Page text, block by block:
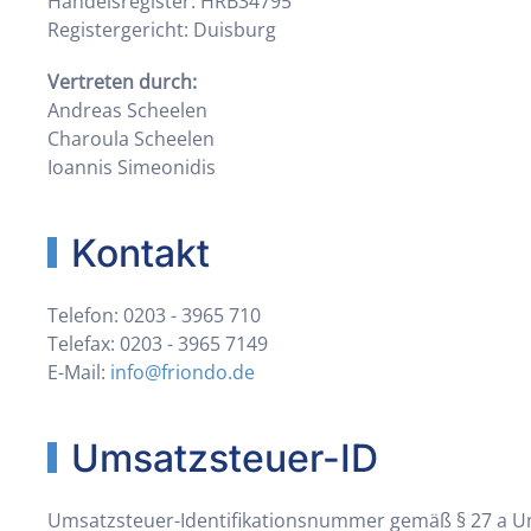
Registergericht: Duisburg
Vertreten durch:
Andreas Scheelen
Charoula Scheelen
Ioannis Simeonidis
Kontakt
Telefon: 0203 - 3965 710
Telefax: 0203 - 3965 7149
E-Mail: info@friondo.de
Umsatzsteuer-ID
Umsatzsteuer-Identifikationsnummer gemäß § 27 a